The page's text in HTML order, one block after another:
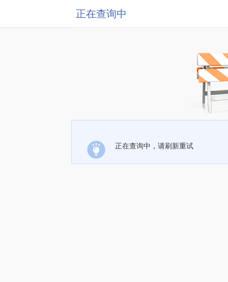
正在查询中
正在查询中，请刷新重试